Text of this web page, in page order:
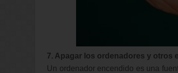
7. Apagar los ordenadores y otros
Un ordenador encendido es una